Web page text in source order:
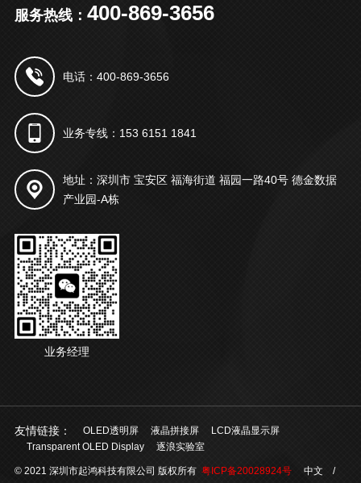
服务热线： 400-869-3656
电话：400-869-3656
业务专线：153 6151 1841
地址：深圳市 宝安区 福海街道 福园一路40号 德金数据
产业园-A栋
业务经理
友情链接： OLED透明屏 液晶拼接屏
LCD液晶显示屏
Transparent OLED Display
逐浪实验室
© 2021 深圳市起鸿科技有限公司 版权所有 粤ICP备20028924号 中文 /